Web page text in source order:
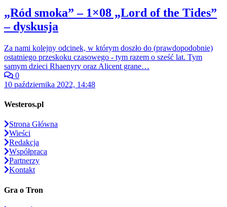
„Ród smoka” – 1×08 „Lord of the Tides”
– dyskusja
Za nami kolejny odcinek, w którym doszło do (prawdopodobnie)
ostatniego przeskoku czasowego - tym razem o sześć lat. Tym
samym dzieci Rhaenyry oraz Alicent grane…
0
10 października 2022, 14:48
Westeros.pl
Strona Główna
Wieści
Redakcja
Współpraca
Partnerzy
Kontakt
Gra o Tron